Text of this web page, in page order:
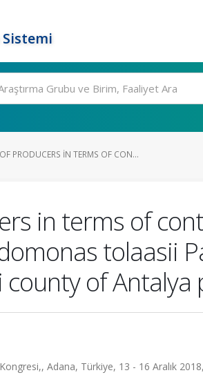
PRODUCERS IN TERMS OF CON...
in terms of
tolaasii
of Antalya
Adana, Türkiye, 13 - 16 Aralık